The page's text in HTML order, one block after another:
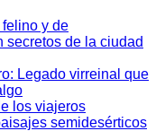
y de
de la ciudad
Legado virreinal que
los viajeros
semidesérticos